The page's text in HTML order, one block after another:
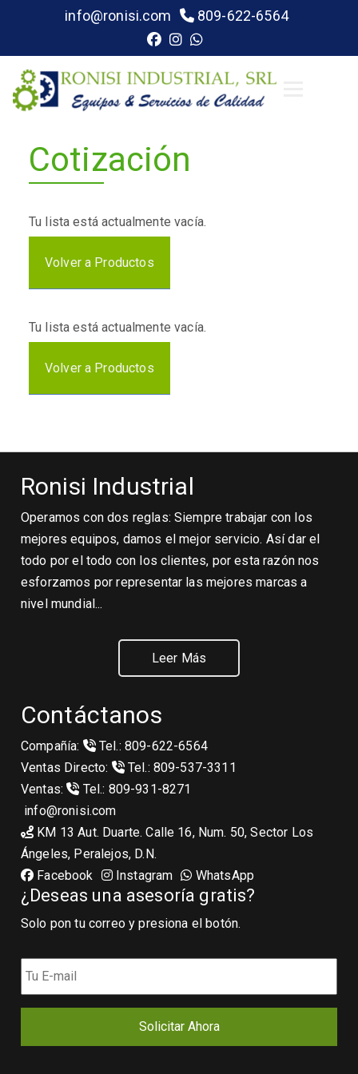
info@ronisi.com 809-622-6564
Cotización
Tu lista está actualmente vacía.
Volver a Productos
Tu lista está actualmente vacía.
Volver a Productos
Ronisi Industrial
Operamos con dos reglas: Siempre trabajar con los
mejores equipos, damos el mejor servicio. Así dar el
todo por el todo con los clientes, por esta razón nos
esforzamos por representar las mejores marcas a
nivel mundial...
Leer Más
Contáctanos
Compañía:
Tel.: 809-622-6564
Ventas Directo:
Tel.: 809-537-3311
Ventas:
Tel.: 809-931-8271
info@ronisi.com
KM 13 Aut. Duarte. Calle 16, Num. 50, Sector Los
Ángeles, Peralejos, D.N.
Facebook
Instagram WhatsApp
¿Deseas una asesoría gratis?
Solo pon tu correo y presiona el botón.